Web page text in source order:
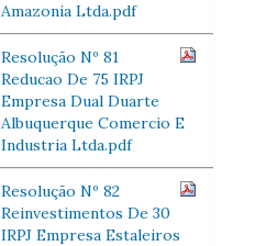
Amazonia Ltda.pdf
Resolução Nº 81
Reducao De 75 IRPJ
Empresa Dual Duarte
Albuquerque Comercio E
Industria Ltda.pdf
Resolução Nº 82
Reinvestimentos De 30
IRPJ Empresa Estaleiros